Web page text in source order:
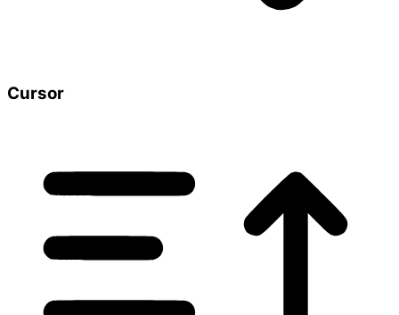
Cursor